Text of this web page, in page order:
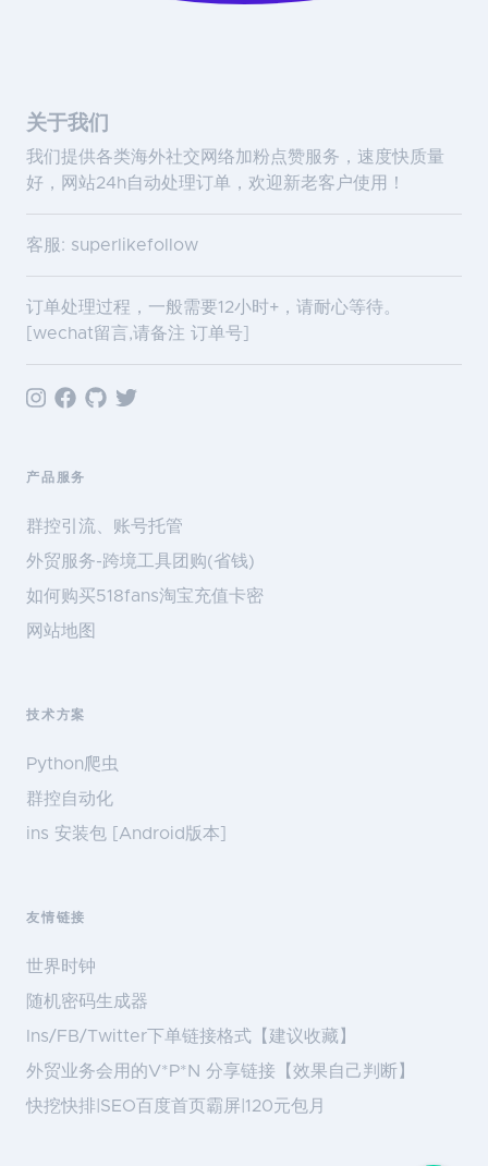
关于我们
我们提供各类海外社交网络加粉点赞服务，速度快质量
好，网站24h自动处理订单，欢迎新老客户使用！
客服: superlikefollow
订单处理过程，一般需要12小时+，请耐心等待。
[wechat留言,请备注 订单号]
产品服务
群控引流、账号托管
外贸服务-跨境工具团购(省钱)
如何购买518fans淘宝充值卡密
网站地图
技术方案
Python爬虫
群控自动化
ins 安装包 [Android版本]
友情链接
世界时钟
随机密码生成器
Ins/FB/Twitter下单链接格式【建议收藏】
外贸业务会用的V*P*N 分享链接【效果自己判断】
快挖快排|SEO百度首页霸屏|120元包月